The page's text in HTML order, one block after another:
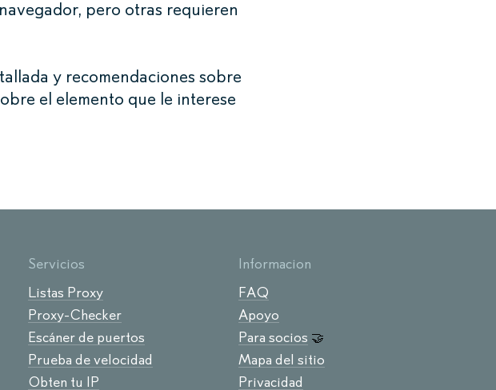
pero otras requieren
y recomendaciones sobre
el elemento que le interese
Servicios
Listas Proxy
Proxy-Checker
Escáner de puertos
Prueba de velocidad
Obten tu IP
Informacion
FAQ
Apoyo
Para socios 🤝
Mapa del sitio
Privacidad